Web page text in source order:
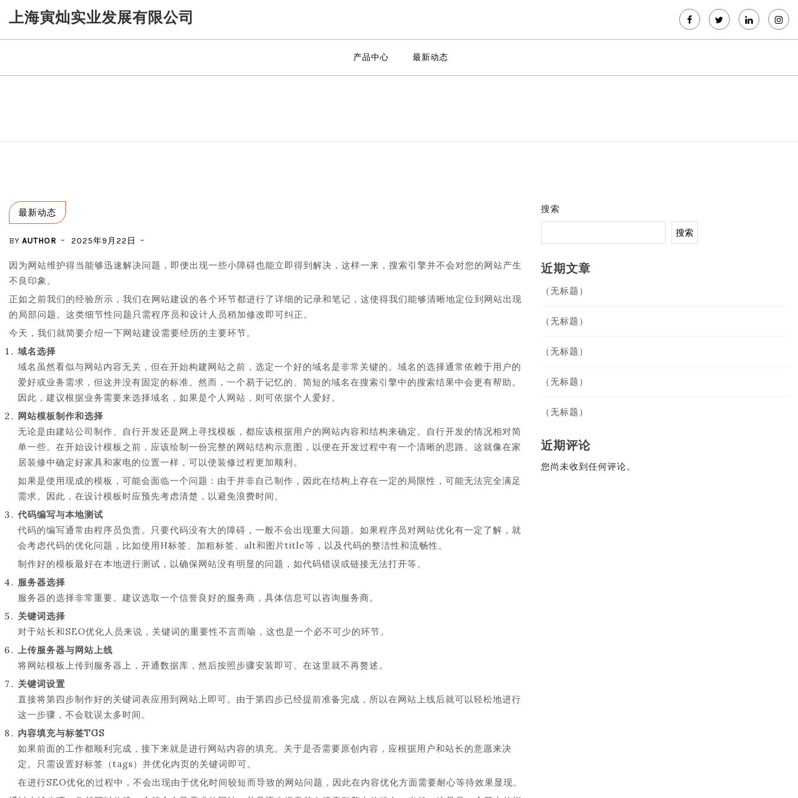
Skip
to
content
上海寅灿实业发展有限公司
产品中心 最新动态
最新动态
BY AUTHOR 2025年9月22日
因为网站维护得当能够迅速解决问题，即便出现一些小障碍也能立即得到解决，这样一来，搜索引擎并不会对您的网站产生
不良印象。
正如之前我们的经验所示，我们在网站建设的各个环节都进行了详细的记录和笔记，这使得我们能够清晰地定位到网站出现
的局部问题。这类细节性问题只需程序员和设计人员稍加修改即可纠正。
今天，我们就简要介绍一下网站建设需要经历的主要环节。
域名选择
域名虽然看似与网站内容无关，但在开始构建网站之前，选定一个好的域名是非常关键的。域名的选择通常依赖于用户的
爱好或业务需求，但这并没有固定的标准。然而，一个易于记忆的、简短的域名在搜索引擎中的搜索结果中会更有帮助。
因此，建议根据业务需要来选择域名，如果是个人网站，则可依据个人爱好。
网站模板制作和选择
无论是由建站公司制作、自行开发还是网上寻找模板，都应该根据用户的网站内容和结构来确定。自行开发的情况相对简
单一些。在开始设计模板之前，应该绘制一份完整的网站结构示意图，以便在开发过程中有一个清晰的思路。这就像在家
居装修中确定好家具和家电的位置一样，可以使装修过程更加顺利。
如果是使用现成的模板，可能会面临一个问题：由于并非自己制作，因此在结构上存在一定的局限性，可能无法完全满足
需求。因此，在设计模板时应预先考虑清楚，以避免浪费时间。
代码编写与本地测试
代码的编写通常由程序员负责。只要代码没有大的障碍，一般不会出现重大问题。如果程序员对网站优化有一定了解，就
会考虑代码的优化问题，比如使用H标签、加粗标签、alt和图片title等，以及代码的整洁性和流畅性。
制作好的模板最好在本地进行测试，以确保网站没有明显的问题，如代码错误或链接无法打开等。
服务器选择
服务器的选择非常重要。建议选取一个信誉良好的服务商，具体信息可以咨询服务商。
关键词选择
对于站长和SEO优化人员来说，关键词的重要性不言而喻，这也是一个必不可少的环节。
上传服务器与网站上线
将网站模板上传到服务器上，开通数据库，然后按照步骤安装即可。在这里就不再赘述。
关键词设置
直接将第四步制作好的关键词表应用到网站上即可。由于第四步已经提前准备完成，所以在网站上线后就可以轻松地进行
这一步骤，不会耽误太多时间。
内容填充与标签TGS
如果前面的工作都顺利完成，接下来就是进行网站内容的填充。关于是否需要原创内容，应根据用户和站长的意愿来决
定。只需设置好标签（tags）并优化内页的关键词即可。
在进行SEO优化的过程中，不会出现由于优化时间较短而导致的网站问题，因此在内容优化方面需要耐心等待效果显现。
搜索
搜索
近期文章
（无标题）
（无标题）
（无标题）
（无标题）
（无标题）
近期评论
您尚未收到任何评论。